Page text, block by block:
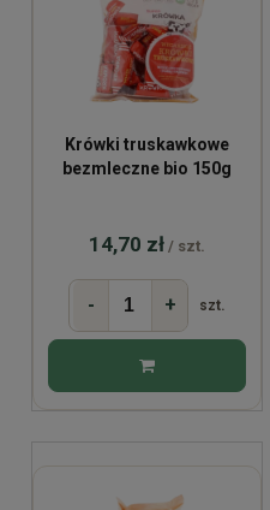
Krówki truskawkowe
bezmleczne bio 150g
14,70 zł / szt.
- + szt.